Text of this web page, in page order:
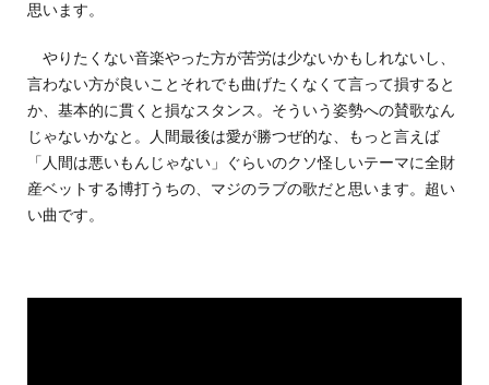
思います。
やりたくない音楽やった方が苦労は少ないかもしれないし、
言わない方が良いことそれでも曲げたくなくて言って損すると
か、基本的に貫くと損なスタンス。そういう姿勢への賛歌なん
じゃないかなと。人間最後は愛が勝つぜ的な、もっと言えば
「人間は悪いもんじゃない」ぐらいのクソ怪しいテーマに全財
産ベットする博打うちの、マジのラブの歌だと思います。超い
い曲です。